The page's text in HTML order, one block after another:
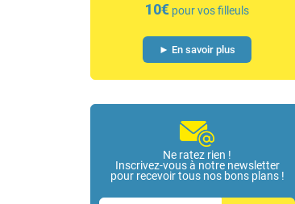
10€ pour vos filleuls
► En savoir plus
Ne ratez rien !
Inscrivez-vous à notre newsletter
pour recevoir tous nos bons plans !